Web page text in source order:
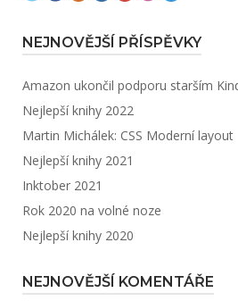
NEJNOVĚJŠÍ PŘÍSPĚVKY
Amazon ukončil podporu starším
Nejlepší knihy 2022
Martin Michálek: CSS Moderní layout
Nejlepší knihy 2021
Inktober 2021
Rok 2020 na volné noze
Nejlepší knihy 2020
NEJNOVĚJŠÍ KOMENTÁŘE